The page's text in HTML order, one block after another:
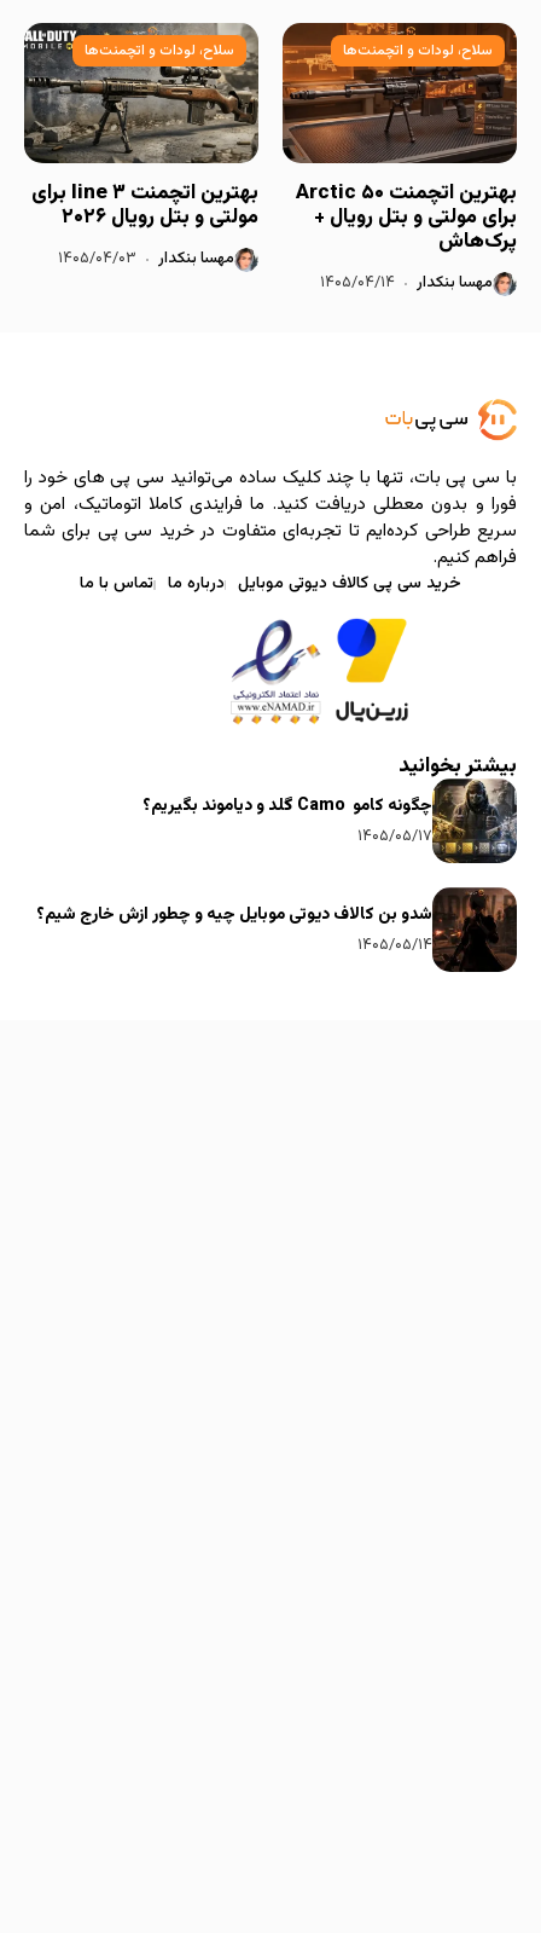
سلاح، لودات و اتچمنت‌ها
بهترین اتچمنت Arctic ۵۰
برای مولتی و بتل رویال +
پرک‌هاش
مهسا بنکدار ۱۴۰۵/۰۴/۱۴
سلاح، لودات و اتچمنت‌ها
بهترین اتچمنت ۳ line برای
مولتی و بتل رویال ۲۰۲۶
مهسا بنکدار ۱۴۰۵/۰۴/۰۳
با سی ‌پی‌ بات، تنها با چند کلیک ساده می‌توانید سی پی های خود را
فورا و بدون معطلی دریافت کنید. ما فرایندی کاملا اتوماتیک، امن و
سریع طراحی کرده‌ایم تا تجربه‌ای متفاوت در خرید سی پی برای شما
فراهم کنیم.
خرید سی پی کالاف دیوتی موبایل درباره ما تماس با ما
بیشتر بخوانید
چگونه کامو Camo گلد و دیاموند بگیریم؟
۱۴۰۵/۰۵/۱۷
شدو بن کالاف دیوتی موبایل چیه و چطور ازش خارج شیم؟
۱۴۰۵/۰۵/۱۴